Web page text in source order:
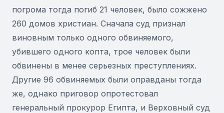
погрома тогда погиб 21 человек, было сожжено
260 домов христиан. Сначала суд признал
виновным только одного обвиняемого,
убившего одного копта, трое человек были
обвинены в менее серьезных преступлениях.
Другие 96 обвиняемых были оправданы тогда
же, однако приговор опротестовал
генеральный прокурор Египта, и Верховный суд